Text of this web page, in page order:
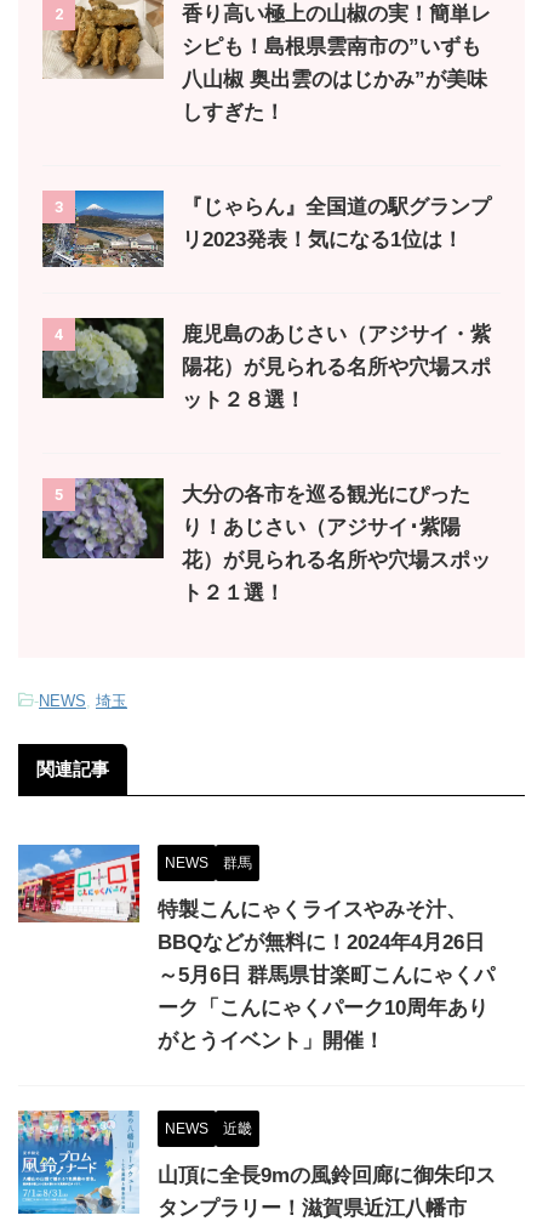
2
香り高い極上の山椒の実！簡単レ
シピも！島根県雲南市の”いずも
八山椒 奥出雲のはじかみ”が美味
しすぎた！
3
『じゃらん』全国道の駅グランプ
リ2023発表！気になる1位は！
4
鹿児島のあじさい（アジサイ・紫
陽花）が見られる名所や穴場スポ
ット２８選！
5
大分の各市を巡る観光にぴった
り！あじさい（アジサイ･紫陽
花）が見られる名所や穴場スポッ
ト２１選！
-NEWS 埼玉
関連記事
NEWS 群馬
特製こんにゃくライスやみそ汁、
BBQなどが無料に！2024年4月26日
～5月6日 群馬県甘楽町こんにゃくパ
ーク「こんにゃくパーク10周年あり
がとうイベント」開催！
NEWS 近畿
山頂に全長9mの風鈴回廊に御朱印ス
タンプラリー！滋賀県近江八幡市